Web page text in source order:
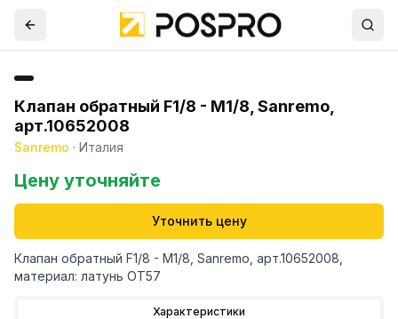
Клапан обратный F1/8 - M1/8, Sanremo,
арт.10652008
Sanremo · Италия
Цену уточняйте
Уточнить цену
Клапан обратный F1/8 - M1/8, Sanremo, арт.10652008,
материал: латунь OT57
Характеристики